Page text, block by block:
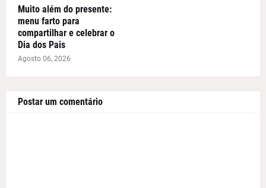
Muito além do presente:
menu farto para
compartilhar e celebrar o
Dia dos Pais
Agosto 06, 2026
Postar um comentário